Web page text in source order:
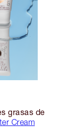
grasas de
Cream